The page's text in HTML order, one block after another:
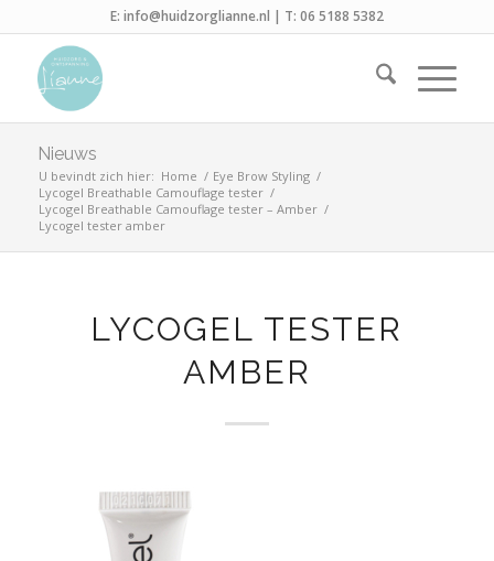
E: info@huidzorglianne.nl | T: 06 5188 5382
Nieuws
U bevindt zich hier: Home / Eye Brow Styling /
Lycogel Breathable Camouflage tester /
Lycogel Breathable Camouflage tester – Amber /
Lycogel tester amber
LYCOGEL TESTER
AMBER